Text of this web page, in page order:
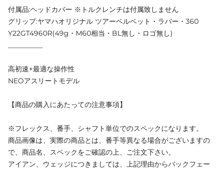
付属品:ヘッドカバー ※トルクレンチは付属致しません
グリップ:ヤマハオリジナル ツアーベルベット・ラバー・360
Y22GT4960R(49g・M60相当・BL無し・ロゴ無し)
高初速+最適な操作性
NEOアスリートモデル
【商品の購入にあたっての注意事項】
※フレックス、番手、シャフト単位でのスペックになります。
商品画像は、実際の商品とは、番手等異なる場合がございますの
で、商品名、スペックをご確認の上、ご注文下さい。
アイアン、ウェッジにつきましては、上記理由からバックフェー